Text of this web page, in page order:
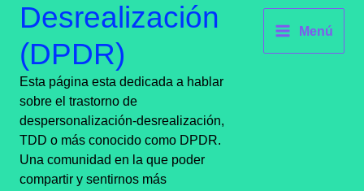
Desrealización
(DPDR)
Esta página esta dedicada a hablar
sobre el trastorno de
despersonalización-desrealización,
TDD o más conocido como DPDR.
Una comunidad en la que poder
compartir y sentirnos más
Menú